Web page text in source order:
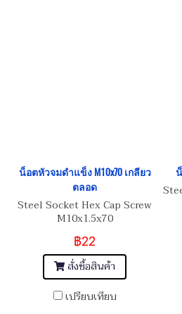
น็อตหัวจมดำแข็ง M10x70 เกลียว
ตลอด
Steel Socket Hex Cap Screw
M10x1.5x70
฿22
สั่งซื้อสินค้า
เปรียบเทียบ